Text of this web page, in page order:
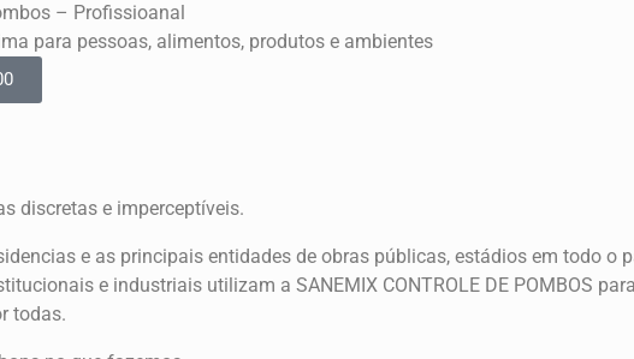
– Profissioanal
para pessoas, alimentos, produtos e ambientes
discretas e imperceptíveis.
e as principais entidades de obras públicas, estádios em todo o
e industriais utilizam a SANEMIX CONTROLE DE POMBOS
todas.